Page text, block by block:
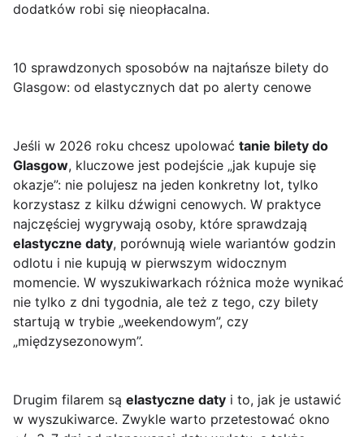
dodatków robi się nieopłacalna.
10 sprawdzonych sposobów na najtańsze bilety do
Glasgow: od elastycznych dat po alerty cenowe
Jeśli w 2026 roku chcesz upolować tanie bilety do
Glasgow, kluczowe jest podejście „jak kupuje się
okazje”: nie polujesz na jeden konkretny lot, tylko
korzystasz z kilku dźwigni cenowych. W praktyce
najczęściej wygrywają osoby, które sprawdzają
elastyczne daty, porównują wiele wariantów godzin
odlotu i nie kupują w pierwszym widocznym
momencie. W wyszukiwarkach różnica może wynikać
nie tylko z dni tygodnia, ale też z tego, czy bilety
startują w trybie „weekendowym”, czy
„międzysezonowym”.
Drugim filarem są elastyczne daty i to, jak je ustawić
w wyszukiwarce. Zwykle warto przetestować okno